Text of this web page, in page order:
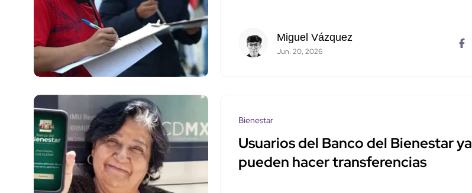
Miguel Vázquez
Jun. 20, 2026
Bienestar
Usuarios del Banco del Bienestar ya
pueden hacer transferencias